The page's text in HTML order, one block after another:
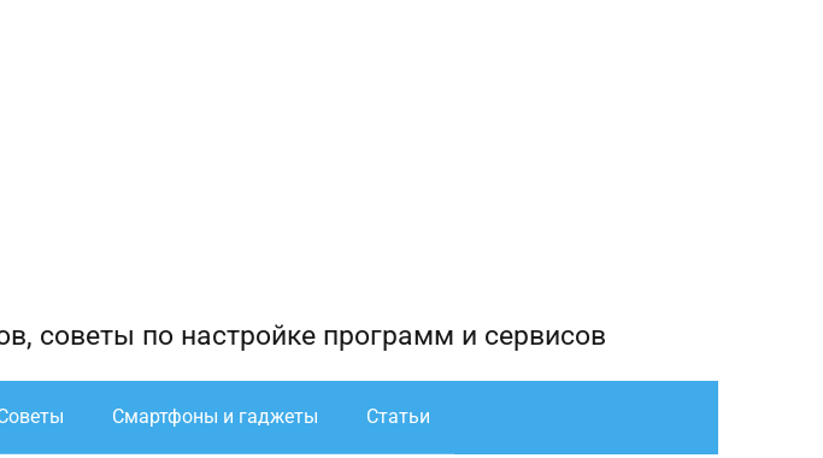
советы по настройке программ и сервисов
Смартфоны и гаджеты Статьи